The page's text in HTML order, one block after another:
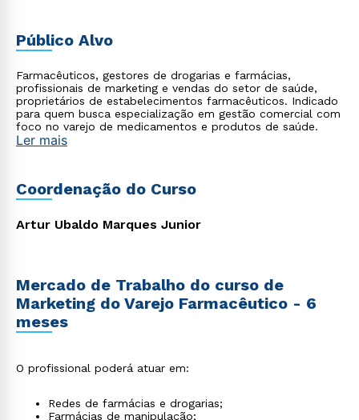
Público Alvo
Farmacêuticos, gestores de drogarias e farmácias,
profissionais de marketing e vendas do setor de saúde,
proprietários de estabelecimentos farmacêuticos. Indicado
para quem busca especialização em gestão comercial com
foco no varejo de medicamentos e produtos de saúde.
Ler mais
Coordenação do Curso
Artur Ubaldo Marques Junior
Mercado de Trabalho do curso de
Marketing do Varejo Farmacêutico - 6
meses
O profissional poderá atuar em:
Redes de farmácias e drogarias;
Farmácias de manipulação;